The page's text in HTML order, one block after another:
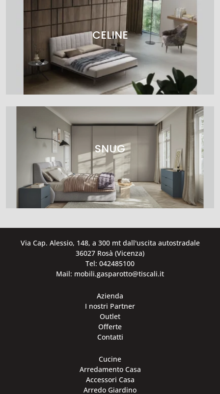
CELINE
SNUG
Via Cap. Alessio, 148, a 300 mt dall'uscita autostradale
36027 Rosà (Vicenza)
Tel: 042485100
Mail: mobili.gasparotto@tiscali.it
Azienda
I nostri Partner
Outlet
Offerte
Contatti
Cucine
Arredamento Casa
Accessori Casa
Arredo Giardino